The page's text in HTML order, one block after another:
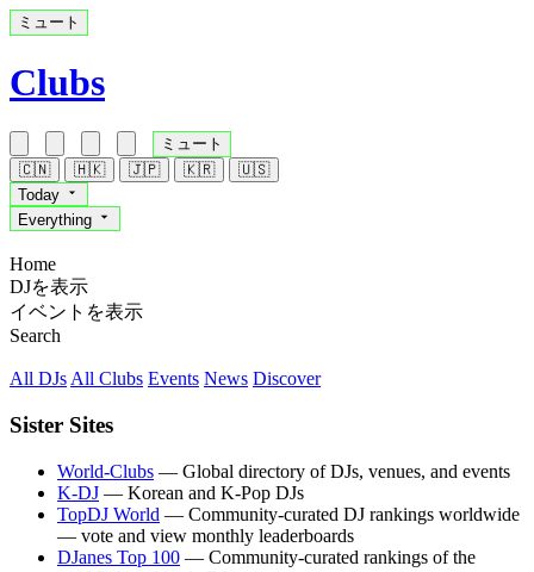
ミュート
Clubs
ミュート
🇨🇳
🇭🇰 🇯🇵 🇰🇷
🇺🇸
Today
Everything
Home
DJを表示
イベントを表示
Search
All DJsAll Clubs Events News Discover
Sister Sites
World-Clubs — Global directory of DJs, venues, and events
K-DJ — Korean and K-Pop DJs
TopDJ World — Community-curated DJ rankings worldwide
— vote and view monthly leaderboards
DJanes Top 100 — Community-curated rankings of the